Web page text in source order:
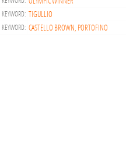
KEYWORD: TIGULLIO
KEYWORD: CASTELLO BROWN, PORTOFINO